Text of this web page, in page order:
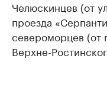
Челюскинцев (от
проезда
североморцев (от
Верхне-